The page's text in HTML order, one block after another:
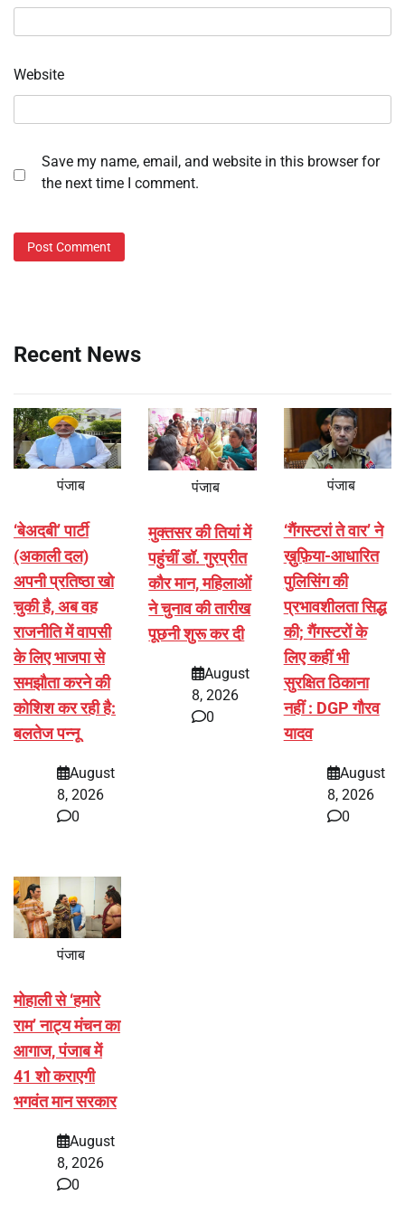
Website
Save my name, email, and website in this browser for
the next time I comment.
Recent News
पंजाब
‘बेअदबी’ पार्टी
(अकाली दल)
अपनी प्रतिष्ठा खो
चुकी है, अब वह
राजनीति में वापसी
के लिए भाजपा से
समझौता करने की
कोशिश कर रही है:
बलतेज पन्नू
August
8, 2026
0
पंजाब
मुक्तसर की तियां में
पहुंचीं डॉ. गुरप्रीत
कौर मान, महिलाओं
ने चुनाव की तारीख
पूछनी शुरू कर दी
August
8, 2026
0
पंजाब
‘गैंगस्टरां ते वार’ ने
ख़ुफ़िया-आधारित
पुलिसिंग की
प्रभावशीलता सिद्ध
की; गैंगस्टरों के
लिए कहीं भी
सुरक्षित ठिकाना
नहीं : DGP गौरव
यादव
August
8, 2026
0
पंजाब
मोहाली से ‘हमारे
राम’ नाट्य मंचन का
आगाज, पंजाब में
41 शो कराएगी
भगवंत मान सरकार
August
8, 2026
0